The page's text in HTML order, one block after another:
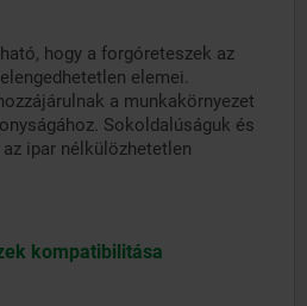
hogy a forgóreteszek az
elemei.
a munkakörnyezet
Sokoldalúságuk és
ipar nélkülözhetetlen
kompatibilitása